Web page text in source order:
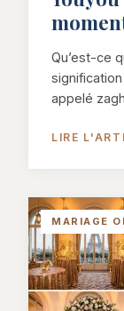
Qu’est-ce
appelé
LIRE
MARIAGE